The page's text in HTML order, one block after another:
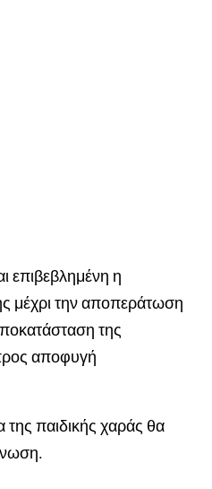
επιβεβλημένη η
μέχρι την αποπεράτωση
της
αποφυγή
της παιδικής χαράς θα